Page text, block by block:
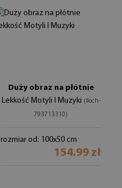
Duży obraz na płótnie
Lekkość Motyli I Muzyki (#och-
793713310)
rozmiar od: 100x50 cm
154.99 zł